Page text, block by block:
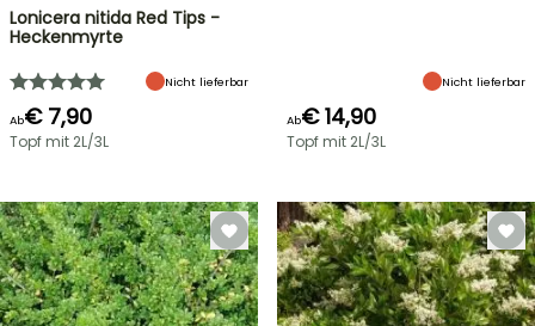
Lonicera nitida Red Tips -
Heckenmyrte
Nicht lieferbar
Ab€ 7,90
Topf mit 2L/3L
Nicht lieferbar
Ab€ 14,90
Topf mit 2L/3L